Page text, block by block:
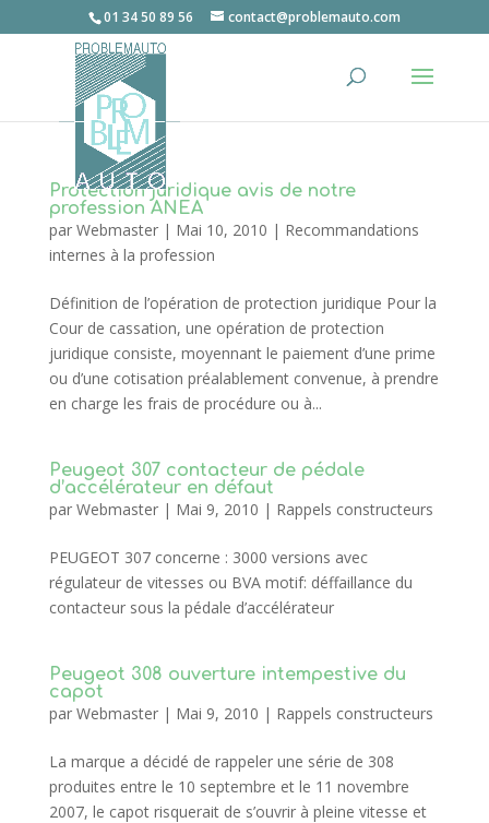
01 34 50 89 56 contact@problemauto.com
Protection juridique avis de notre
profession ANEA
par Webmaster| Mai 10, 2010 | Recommandations
internes à la profession
Définition de l’opération de protection juridique Pour la
Cour de cassation, une opération de protection
juridique consiste, moyennant le paiement d’une prime
ou d’une cotisation préalablement convenue, à prendre
en charge les frais de procédure ou à...
Peugeot 307 contacteur de pédale
d’accélérateur en défaut
par Webmaster| Mai 9, 2010 | Rappels constructeurs
PEUGEOT 307 concerne : 3000 versions avec
régulateur de vitesses ou BVA motif: déffaillance du
contacteur sous la pédale d’accélérateur
Peugeot 308 ouverture intempestive du
capot
par Webmaster| Mai 9, 2010 | Rappels constructeurs
La marque a décidé de rappeler une série de 308
produites entre le 10 septembre et le 11 novembre
2007, le capot risquerait de s’ouvrir à pleine vitesse et